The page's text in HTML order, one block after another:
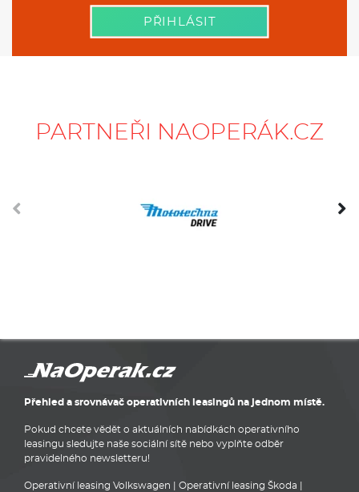
PŘIHLÁSIT
PARTNEŘI NAOPERÁK.CZ
Přehled a srovnávač operativních leasingů na jednom místě.
Pokud chcete vědět o aktuálních nabídkách operativního
leasingu sledujte naše sociální sítě nebo vyplňte odběr
pravidelného newsletteru!
Operativní leasing Volkswagen Operativní leasing Škoda